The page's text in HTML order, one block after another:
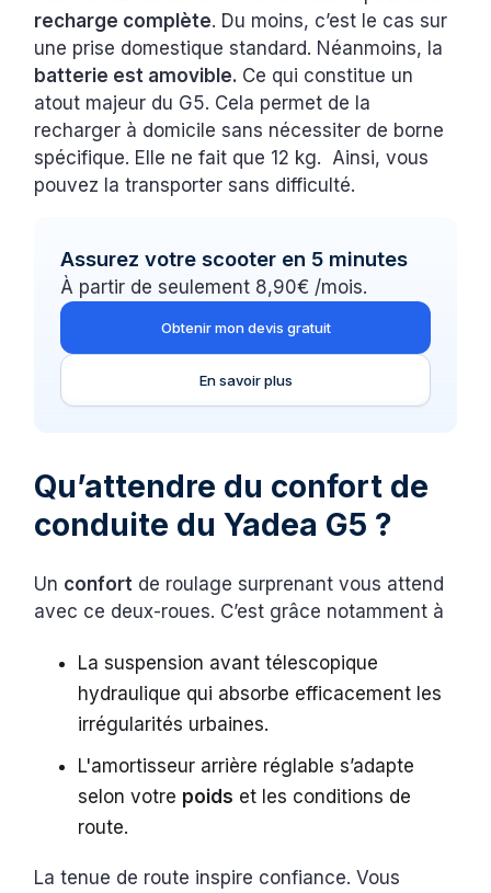
recharge complète. Du moins, c’est le cas sur
une prise domestique standard. Néanmoins, la
batterie est amovible. Ce qui constitue un
atout majeur du G5. Cela permet de la
recharger à domicile sans nécessiter de borne
spécifique. Elle ne fait que 12 kg. Ainsi, vous
pouvez la transporter sans difficulté.
Assurez votre scooter en 5 minutes
À partir de seulement 8,90€ /mois.
Obtenir mon devis gratuit
En savoir plus
Qu’attendre du confort de
conduite du Yadea G5 ?
Un confort de roulage surprenant vous attend
avec ce deux-roues. C’est grâce notamment à
La suspension avant télescopique
hydraulique qui absorbe efficacement les
irrégularités urbaines.
L'amortisseur arrière réglable s’adapte
selon votre poids et les conditions de
route.
La tenue de route inspire confiance. Vous